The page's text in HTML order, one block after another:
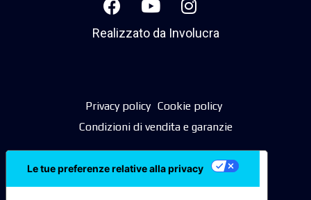
Realizzato da Involucra
Privacy policy Cookie policy
Condizioni di vendita e garanzie
Le tue preferenze relative alla privacy